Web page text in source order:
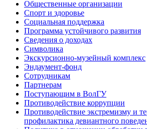
Общественные организации
Спорт и здоровье
Социальная поддержка
Программа устойчивого развития
Сведения о доходах
Символика
Экскурсионно-музейный комплекс
Эндаумент-фонд
Сотрудникам
Партнерам
Поступающим в ВолГУ
Противодействие коррупции
Противодействие экстремизму и
профилактика девиантного